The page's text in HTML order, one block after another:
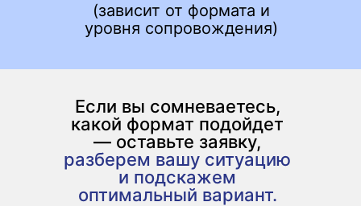
Если вы сомневаетесь,
какой формат подойдет
— оставьте заявку,
разберем вашу ситуацию
и подскажем
оптимальный вариант.
(зависит от формата и
уровня сопровождения)